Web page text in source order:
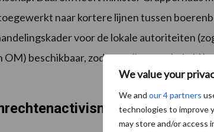
We value your
We and our 4 partners
technologies to improve
may store and/or access
naar kortere lijnen tussen
voor de lokale autoriteiten
beschikbaar, zodat sneller geschakeld